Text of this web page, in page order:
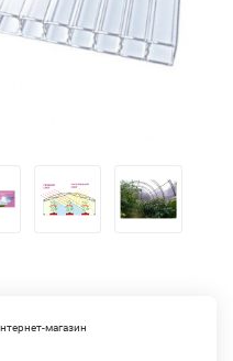
магазин